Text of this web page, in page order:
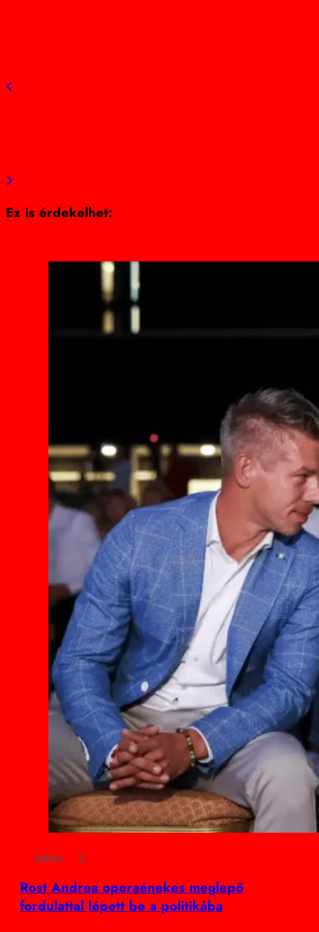
Ez is érdekelhet:
admin 0
Rost Andrea operaénekes meglepő
fordulattal lépett be a politikába